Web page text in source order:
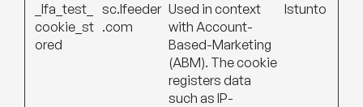
_lfa_test_
cookie_st
ored
sc.lfeeder
.com
Used in context
with Account-
Based-Marketing
(ABM). The cookie
registers data
such as IP-
Istunto